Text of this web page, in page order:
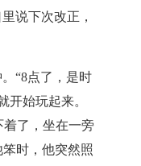
说下次改正，
“8点了，是时
始玩起来。
了，坐在一旁
时，他突然照